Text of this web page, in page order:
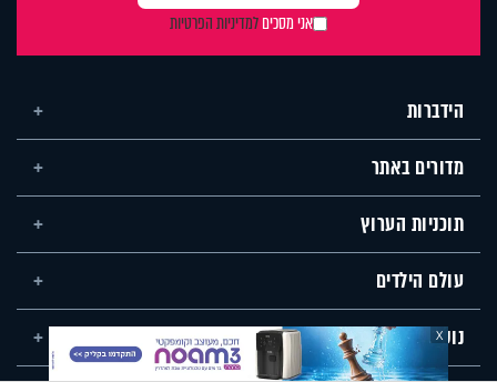
אני מסכיםלמדיניות הפרטיות
הידברות
מדורים באתר
תוכניות הערוץ
עולם הילדים
נושאים שונים
X